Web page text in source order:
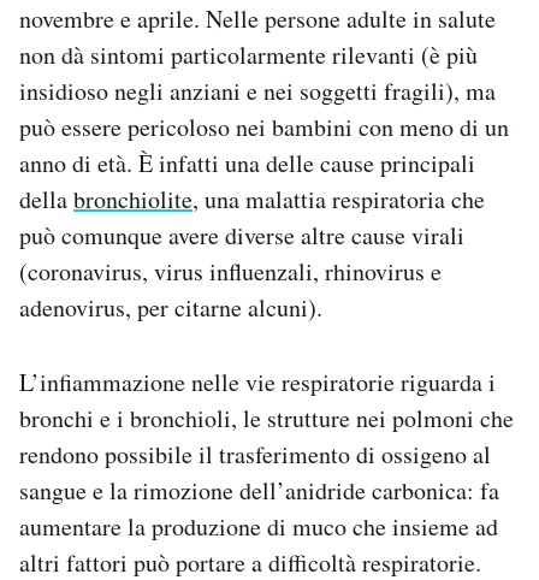
novembre e aprile. Nelle persone adulte in salute
non dà sintomi particolarmente rilevanti (è più
insidioso negli anziani e nei soggetti fragili), ma
può essere pericoloso nei bambini con meno di un
anno di età. È infatti una delle cause principali
dellabronchiolite, una malattia respiratoria che
può comunque avere diverse altre cause virali
(coronavirus, virus influenzali, rhinovirus e
adenovirus, per citarne alcuni).
L’infiammazione nelle vie respiratorie riguarda i
bronchi e i bronchioli, le strutture nei polmoni che
rendono possibile il trasferimento di ossigeno al
sangue e la rimozione dell’anidride carbonica: fa
aumentare la produzione di muco che insieme ad
altri fattori può portare a difficoltà respiratorie.